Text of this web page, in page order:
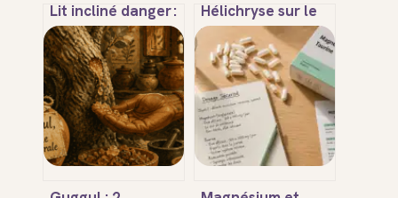
Lit incliné danger :
ce qu’il faut
vraiment savoir
pour dormir en
sécurité
Hélichryse sur le
visage : rides,
taches et
circulation, le
protocole pour
une peau
régénérée